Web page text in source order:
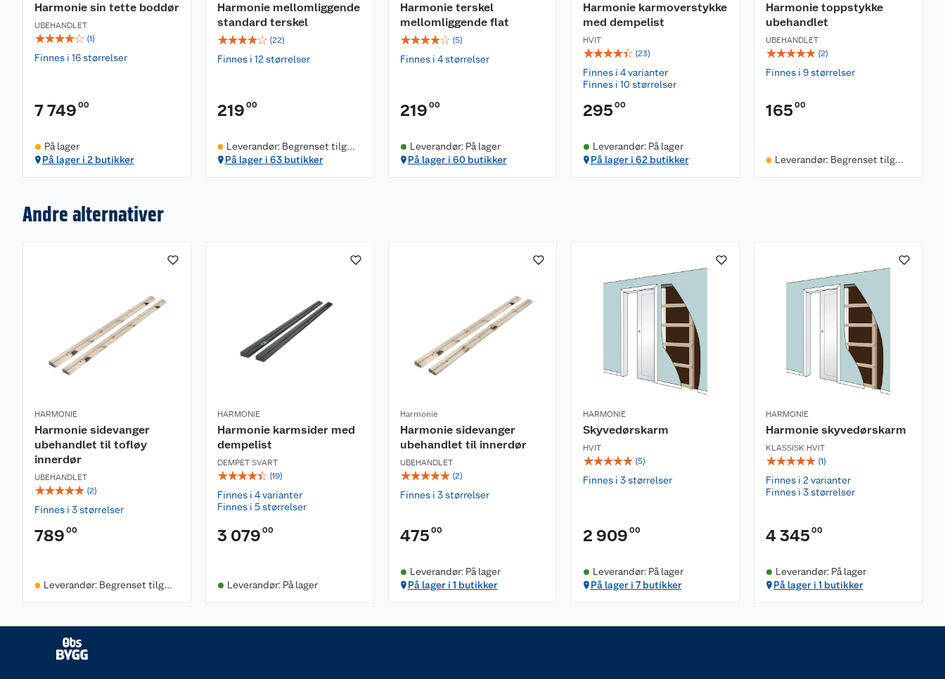
Harmonie sin tette boddør
UBEHANDLET
☆☆☆☆☆ (1)
Finnes i 16 størrelser
7 749 00
På lager
På lager i 2 butikker
Harmonie mellomliggende
standard terskel
☆☆☆☆☆ (22)
Finnes i 12 størrelser
219 00
Leverandør: Begrenset tilgje
ngelighet
På lager i 63 butikker
Harmonie terskel
mellomliggende flat
☆☆☆☆☆ (5)
Finnes i 4 størrelser
219 00
Leverandør: På lager
På lager i 60 butikker
Harmonie karmoverstykke
med dempelist
HVIT
☆☆☆☆☆ (23)
Finnes i 4 varianter
Finnes i 10 størrelser
295 00
Leverandør: På lager
På lager i 62 butikker
Harmonie toppstykke
ubehandlet
UBEHANDLET
☆☆☆☆☆ (2)
Finnes i 9 størrelser
165 00
Leverandør: Begrenset tilgje
Andre alternativer
HARMONIE
Harmonie sidevanger
ubehandlet til tofløy
innerdør
UBEHANDLET
☆☆☆☆☆ (2)
Finnes i 3 størrelser
789 00
Leverandør: Begrenset tilgje
HARMONIE
Harmonie karmsider med
dempelist
DEMPET SVART
☆☆☆☆☆ (19)
Finnes i 4 varianter
Finnes i 5 størrelser
3 079 00
Leverandør: På lager
Harmonie
Harmonie sidevanger
ubehandlet til innerdør
UBEHANDLET
☆☆☆☆☆ (2)
Finnes i 3 størrelser
475 00
Leverandør: På lager
På lager i 1 butikker
HARMONIE
Skyvedørskarm
HVIT
☆☆☆☆☆ (5)
Finnes i 3 størrelser
2 909 00
Leverandør: På lager
På lager i 7 butikker
HARMONIE
Harmonie skyvedørskarm
KLASSISK HVIT
☆☆☆☆☆ (1)
Finnes i 2 varianter
Finnes i 3 størrelser
4 345 00
Leverandør: På lager
På lager i 1 butikker